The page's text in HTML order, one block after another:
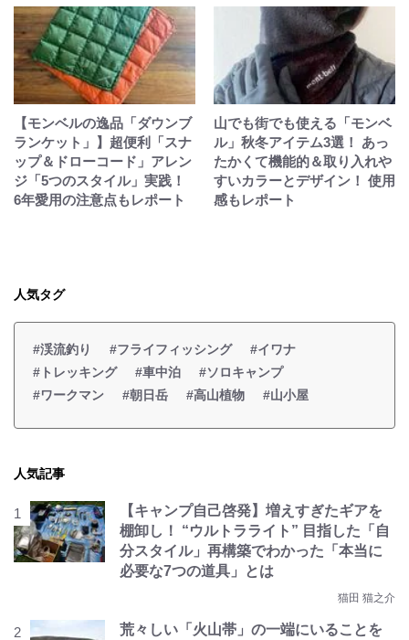
【モンベルの逸品「ダウンブ
ランケット」】超便利「スナ
ップ＆ドローコード」アレン
ジ「5つのスタイル」実践！
6年愛用の注意点もレポート
山でも街でも使える「モンベ
ル」秋冬アイテム3選！ あっ
たかくて機能的＆取り入れや
すいカラーとデザイン！ 使用
感もレポート
人気タグ
#渓流釣り #フライフィッシング
#イワナ
#トレッキング
#車中泊
#ソロキャンプ
#ワークマン
#朝日岳 #高山植物 #山小屋
人気記事
【キャンプ自己啓発】増えすぎたギアを
棚卸し！ “ウルトラライト” 目指した「自
分スタイル」再構築でわかった「本当に
必要な7つの道具」とは
猫田 猫之介
荒々しい「火山帯」の一端にいることを